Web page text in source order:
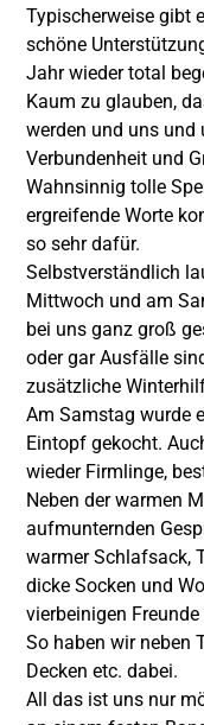
Typischerweise gibt
schöne
Jahr wieder total
Kaum zu glauben,
werden und uns und
Verbundenheit und
Wahnsinnig tolle
ergreifende Worte
so sehr dafür.
Selbstverständlich
Mittwoch und am
bei uns ganz groß
oder gar Ausfälle
zusätzliche
Am Samstag wurde
Eintopf gekocht.
wieder Firmlinge,
Neben der warmen
aufmunternden
warmer Schlafsack,
dicke Socken und
vierbeinigen
So haben wir neben
Decken etc. dabei.
All das ist uns nur